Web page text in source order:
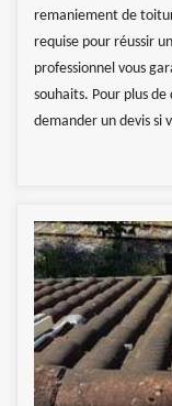
remaniement de
requise pour réussir
professionnel vous
souhaits. Pour plus
demander un devis si